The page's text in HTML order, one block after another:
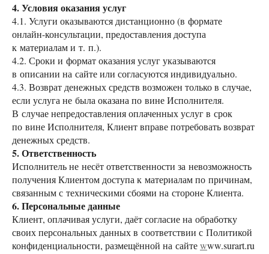
4. Условия оказания услуг
4.1. Услуги оказываются дистанционно (в формате
онлайн-консультации, предоставления доступа
к материалам и т. п.).
4.2. Сроки и формат оказания услуг указываются
в описании на сайте или согласуются индивидуально.
4.3. Возврат денежных средств возможен только в случае,
если услуга не была оказана по вине Исполнителя.
В случае непредоставления оплаченных услуг в срок
по вине Исполнителя, Клиент вправе потребовать возврат
денежных средств.
5. Ответственность
Исполнитель не несёт ответственности за невозможность
получения Клиентом доступа к материалам по причинам,
связанным с техническими сбоями на стороне Клиента.
6. Персональные данные
Клиент, оплачивая услуги, даёт согласие на обработку
своих персональных данных в соответствии с Политикой
конфиденциальности, размещённой на сайтеwww.surart.ru